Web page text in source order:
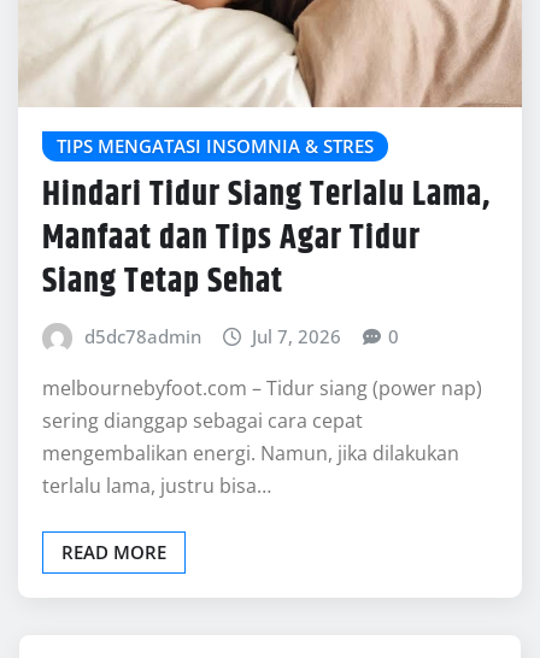
TIPS MENGATASI INSOMNIA & STRES
Hindari Tidur Siang Terlalu Lama,
Manfaat dan Tips Agar Tidur
Siang Tetap Sehat
d5dc78admin Jul 7, 2026 0
melbournebyfoot.com – Tidur siang (power nap)
sering dianggap sebagai cara cepat
mengembalikan energi. Namun, jika dilakukan
terlalu lama, justru bisa…
READ MORE